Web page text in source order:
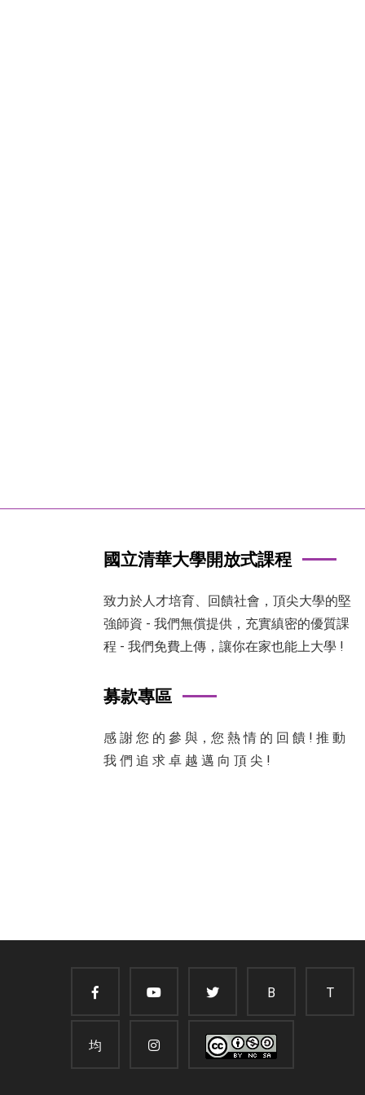
國立清華大學開放式課程
致力於人才培育、回饋社會，頂尖大學的堅
強師資 - 我們無償提供，充實縝密的優質課
程 - 我們免費上傳，讓你在家也能上大學 !
募款專區
感 謝 您 的 參 與，您 熱 情 的 回 饋 ! 推 動
我 們 追 求 卓 越 邁 向 頂 尖 !
B T
均